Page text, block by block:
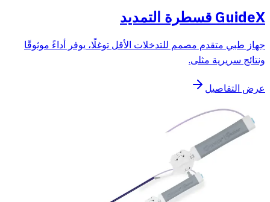
GuideX قسطرة التمديد
جهاز طبي متقدم مصمم للتدخلات الأقل توغلًا، يوفر أداءً موثوقًا
ونتائج سريرية مثلى.
عرض التفاصيل